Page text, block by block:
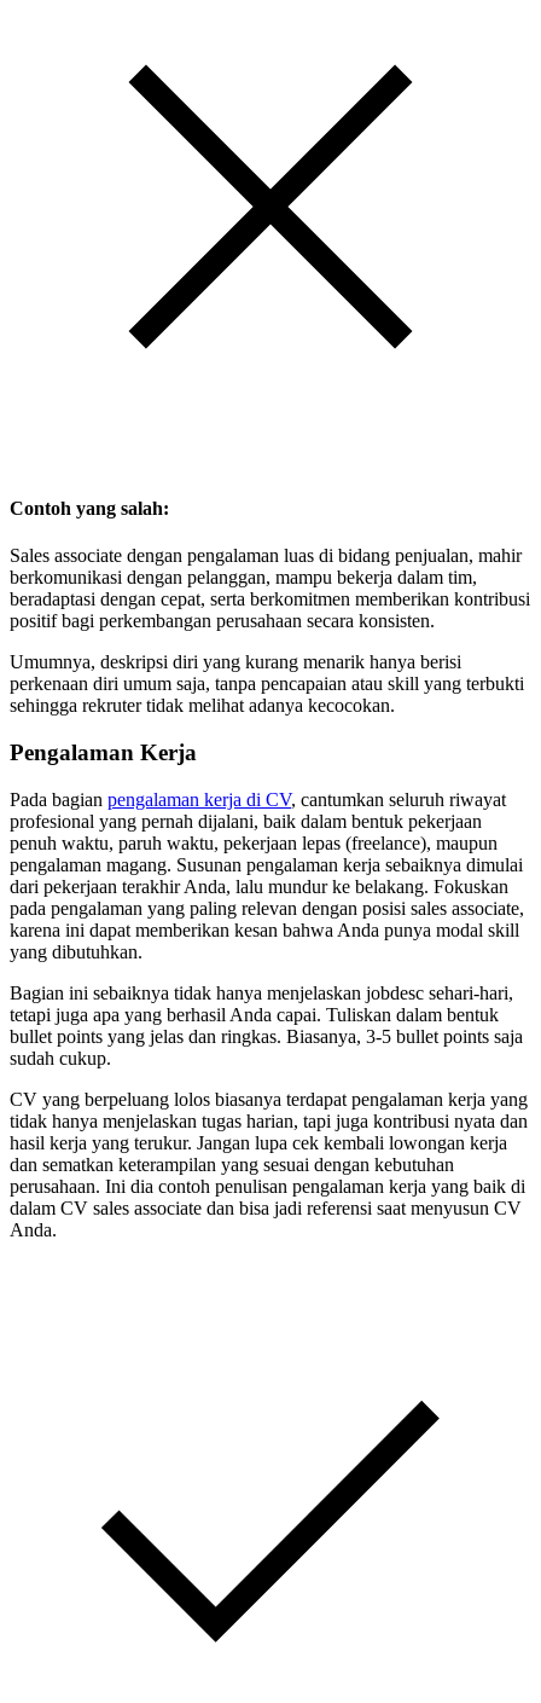
Contoh yang salah:
Sales associate dengan pengalaman luas di bidang penjualan, mahir
berkomunikasi dengan pelanggan, mampu bekerja dalam tim,
beradaptasi dengan cepat, serta berkomitmen memberikan kontribusi
positif bagi perkembangan perusahaan secara konsisten.
Umumnya, deskripsi diri yang kurang menarik hanya berisi
perkenaan diri umum saja, tanpa pencapaian atau skill yang terbukti
sehingga rekruter tidak melihat adanya kecocokan.
Pengalaman Kerja
Pada bagian pengalaman kerja di CV, cantumkan seluruh riwayat
profesional yang pernah dijalani, baik dalam bentuk pekerjaan
penuh waktu, paruh waktu, pekerjaan lepas (freelance), maupun
pengalaman magang. Susunan pengalaman kerja sebaiknya dimulai
dari pekerjaan terakhir Anda, lalu mundur ke belakang. Fokuskan
pada pengalaman yang paling relevan dengan posisi sales associate,
karena ini dapat memberikan kesan bahwa Anda punya modal skill
yang dibutuhkan.
Bagian ini sebaiknya tidak hanya menjelaskan jobdesc sehari-hari,
tetapi juga apa yang berhasil Anda capai. Tuliskan dalam bentuk
bullet points yang jelas dan ringkas. Biasanya, 3-5 bullet points saja
sudah cukup.
CV yang berpeluang lolos biasanya terdapat pengalaman kerja yang
tidak hanya menjelaskan tugas harian, tapi juga kontribusi nyata dan
hasil kerja yang terukur. Jangan lupa cek kembali lowongan kerja
dan sematkan keterampilan yang sesuai dengan kebutuhan
perusahaan. Ini dia contoh penulisan pengalaman kerja yang baik di
dalam CV sales associate dan bisa jadi referensi saat menyusun CV
Anda.